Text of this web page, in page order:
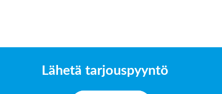
Lähetä tarjouspyyntö